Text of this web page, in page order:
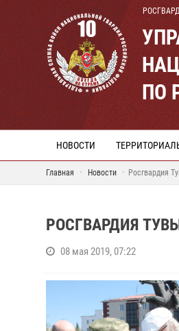
ПО
НОВОСТИ
Главная Новости Росгвардия
РОСГВАРДИЯ
08 мая 2019, 07:22